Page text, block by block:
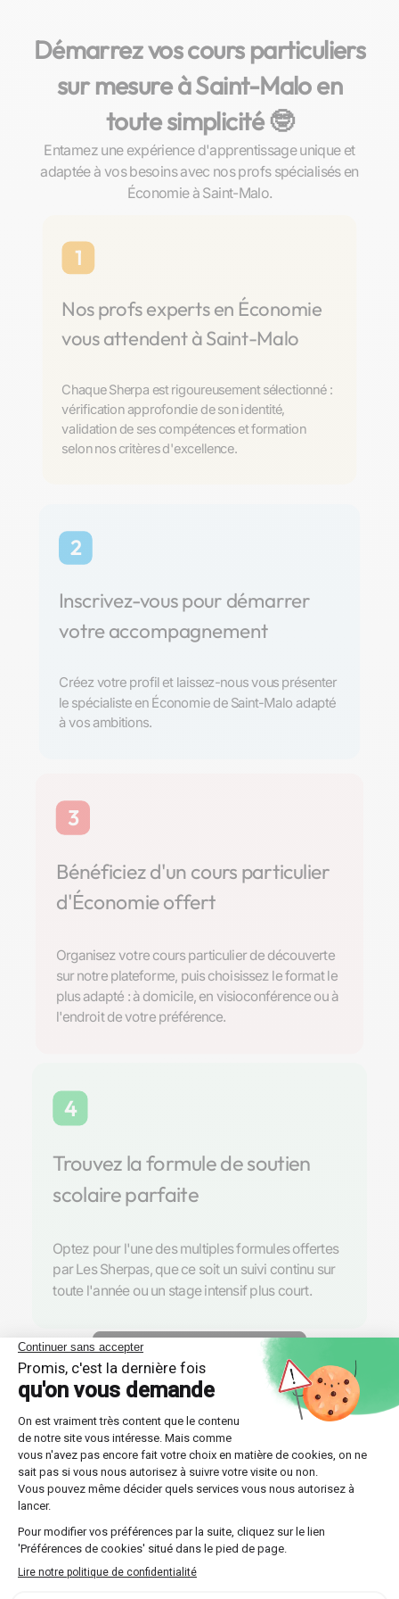
Démarrez vos cours particuliers
sur mesure à Saint-Malo en
toute simplicité 🤓​
Entamez une expérience d'apprentissage unique et
adaptée à vos besoins avec nos profs spécialisés en
Économie à Saint-Malo.
1
Nos profs experts en Économie
vous attendent à Saint-Malo
Chaque Sherpa est rigoureusement sélectionné :
vérification approfondie de son identité,
validation de ses compétences et formation
selon nos critères d'excellence.
2
Inscrivez-vous pour démarrer
votre accompagnement
Créez votre profil et laissez-nous vous présenter
le spécialiste en Économie de Saint-Malo adapté
à vos ambitions.
3
Bénéficiez d'un cours particulier
d'Économie offert
Organisez votre cours particulier de découverte
sur notre plateforme, puis choisissez le format le
plus adapté : à domicile, en visioconférence ou à
l'endroit de votre préférence.
4
Trouvez la formule de soutien
scolaire parfaite
Optez pour l'une des multiples formules offertes
par Les Sherpas, que ce soit un suivi continu sur
toute l'année ou un stage intensif plus court.
Découvrir nos professeurs
Réponses aux questions
posées par nos futurs élèves
🔍